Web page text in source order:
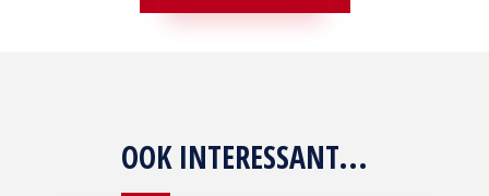
OOK INTERESSANT...